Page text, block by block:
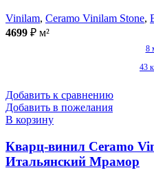
Vinilam, Ceramo Vinilam Stone,
4699 ₽ м²
8
43
Добавить к сравнению
Добавить в пожелания
В корзину
Кварц-винил Ceramo
Итальянский Мрамор